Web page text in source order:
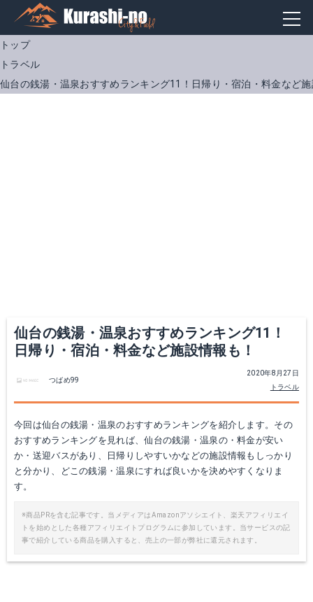
トップ
トラベル
仙台の銭湯・温泉おすすめランキング11！日帰り・宿泊・料金など
仙台の銭湯・温泉おすすめランキング11！
日帰り・宿泊・料金など施設情報も！
2020年8月27日
トラベル
つばめ99
今回は仙台の銭湯・温泉のおすすめランキングを紹介します。その
おすすめランキングを見れば、仙台の銭湯・温泉の・料金が安い
か・送迎バスがあり、日帰りしやすいかなどの施設情報もしっかり
と分かり、どこの銭湯・温泉にすれば良いかを決めやすくなりま
す。
※商品PRを含む記事です。当メディアはAmazonアソシエイト、楽天アフィリエイ
トを始めとした各種アフィリエイトプログラムに参加しています。当サービスの記
事で紹介している商品を購入すると、売上の一部が弊社に還元されます。